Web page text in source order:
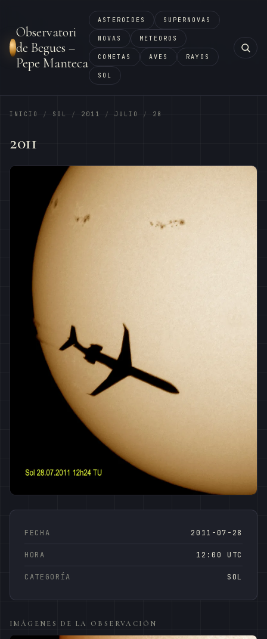
Observatori
de Begues –
Pepe Manteca
ASTEROIDES SUPERNOVAS
NOVAS METEOROS
COMETAS AVES RAYOS
SOL
INICIO / SOL / 2011 / JULIO / 28
2011
FECHA 2011-07-28
HORA 12:00 UTC
CATEGORÍA SOL
IMÁGENES DE LA OBSERVACIÓN